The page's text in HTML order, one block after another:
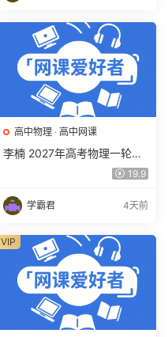
高中物理 · 高中网课
李楠 2027年高考物理一轮复
习网课教程 高三物理 上学期
载
19.9
学霸君 4天前
VIP